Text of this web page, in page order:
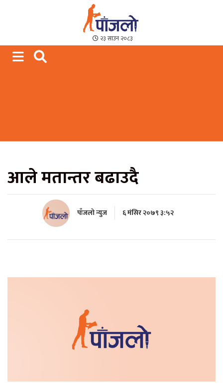
Paajalo News
We are from Far West Nepal
२३ साउन २०८३
आले मतान्तर बढाउदै
पाँजलो न्युज ६ मंसिर २०७९ ३:५२